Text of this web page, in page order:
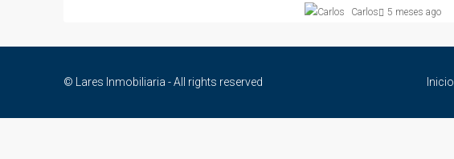
Carlos 5 meses ago
© Lares Inmobiliaria - All rights reserved Inicio